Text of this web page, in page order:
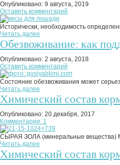
Опубликовано: 9 августа, 2019
Оставить комментарий
Исторически, необходимость
Читать далее
Обезвоживание: как
Опубликовано: 2 августа, 2018
Оставить комментарий
Состояние обезвоживания может
Читать далее
Химический состав
Опубликовано: 20 декабря, 2017
Комментарии: 1
СЫРАЯ ЗОЛА (минеральные вещества)
Читать далее
Химический состав